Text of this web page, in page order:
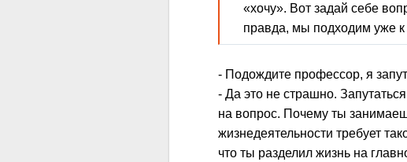
«хочу». Вот задай себе
правда, мы подходим уже
- Подождите профессор, я
- Да это не страшно.
на вопрос. Почему ты
жизнедеятельности требует
что ты разделил жизнь на